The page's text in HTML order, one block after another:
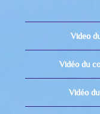
Video
Vidéo du
Vidéo